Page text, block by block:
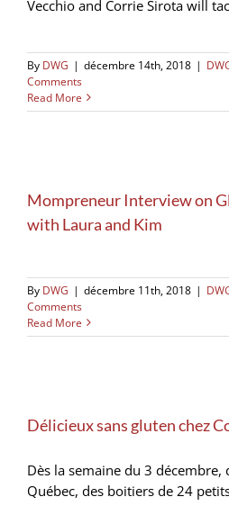
Vecchio and Corrie Sirota will
By DWG | décembre 14th, 2018 |
Comments
Read More
Mompreneur Interview on
with Laura and Kim
By DWG | décembre 11th, 2018 |
Comments
Read More
Délicieux sans gluten chez
Dès la semaine du 3 décembre,
Québec, des boitiers de 24